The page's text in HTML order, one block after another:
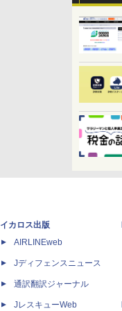
イカロス出版
AIRLINEweb
Jディフェンスニュース
通訳翻訳ジャーナル
JレスキューWeb